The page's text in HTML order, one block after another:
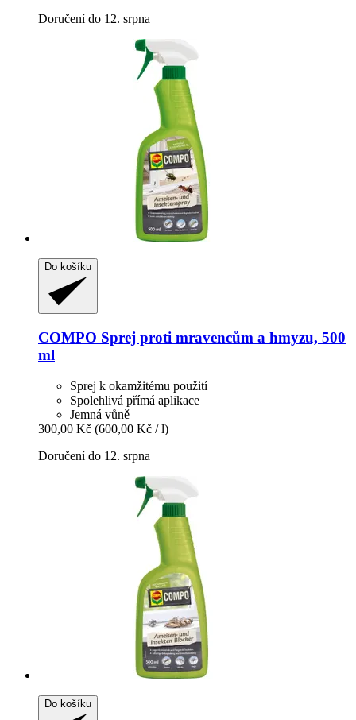
Doručení do 12. srpna
Do košíku
COMPO Sprej proti mravencům a hmyzu, 500
ml
Sprej k okamžitému použití
Spolehlivá přímá aplikace
Jemná vůně
300,00 Kč (600,00 Kč / l)
Doručení do 12. srpna
Do košíku